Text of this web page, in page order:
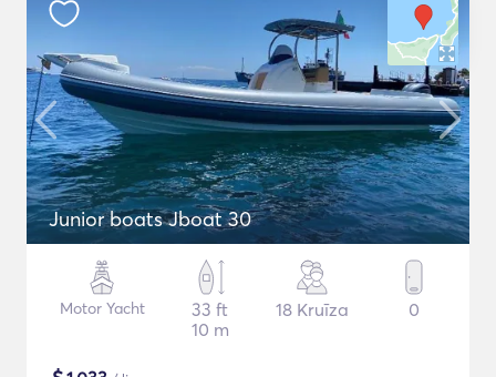
Junior boats Jboat 30
Motor Yacht
33 ft
10 m
18 Kruīza 0